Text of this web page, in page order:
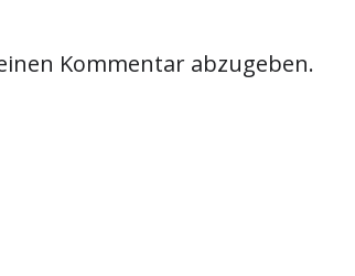
Kommentar abzugeben.